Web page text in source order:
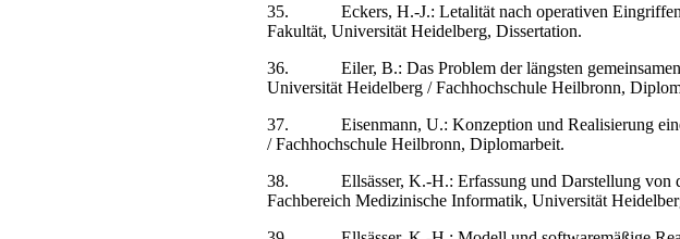
35.
Eckers, H.-J.: Letalität nach operativen
Fakultät, Universität Heidelberg, Dissertation.
36.
Eiler, B.: Das Problem der längsten
Universität Heidelberg / Fachhochschule Heilbronn,
37.
Eisenmann, U.: Konzeption und Realisierung
/ Fachhochschule Heilbronn, Diplomarbeit.
38.
Ellsässer, K.-H.: Erfassung und Darstellung
Fachbereich Medizinische Informatik, Universität